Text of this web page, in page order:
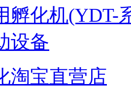
孵化机(YDT-
设备
淘宝直营店